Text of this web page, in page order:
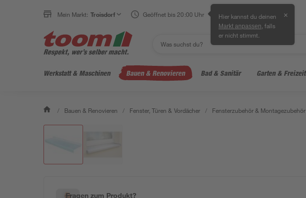
Mein Markt: Troisdorf Geöffnet bis 20:00 Uhr Hier kannst du deinen
Markt anpassen , falls
er nicht stimmt.
✕
Werkstatt & Maschinen Bauen & Renovieren Bad & Sanitär Garten & Freizeit
/ Bauen & Renovieren / Fenster, Türen & Vordächer / Fensterzubehör & Montagezubehör
Fragen zum Produkt?